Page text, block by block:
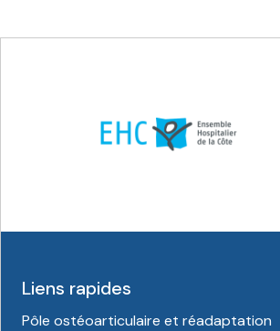
Liens rapides
Pôle ostéoarticulaire et réadaptation